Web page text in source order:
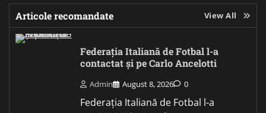
Articole recomandate View All
Federația Italiană de Fotbal l-a
contactat și pe Carlo Ancelotti
Admin August 8, 2026 0
Federația Italiană de Fotbal l-a